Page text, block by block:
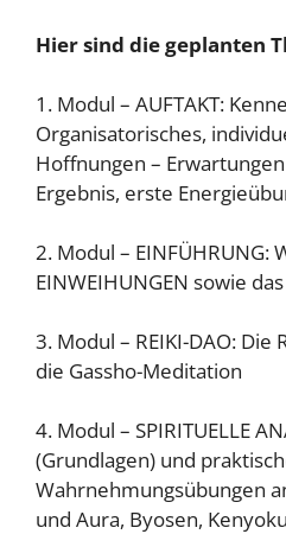
Hier sind die geplanten
1. Modul – AUFTAKT:
Organisatorisches,
Hoffnungen –
Ergebnis, erste
2. Modul – EINFÜHRUNG:
EINWEIHUNGEN sowie
3. Modul – REIKI-DAO:
die Gassho-Meditation
4. Modul – SPIRITUELLE
(Grundlagen) und
Wahrnehmungsübungen
und Aura, Byosen,